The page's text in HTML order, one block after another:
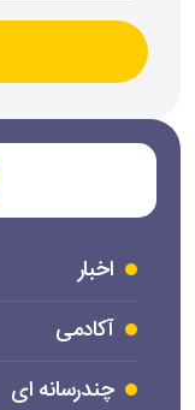
اخبار
آکادمی
چندرسانه ای